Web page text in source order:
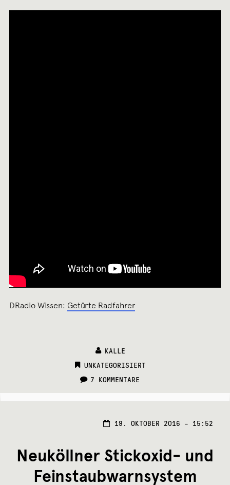
DRadio Wissen: Getürte Radfahrer
KALLE
CATEGORIES:
UNKATEGORISIERT
7 KOMMENTARE
19. OKTOBER 2016 – 15:52
Neuköllner Stickoxid- und
Feinstaubwarnsystem